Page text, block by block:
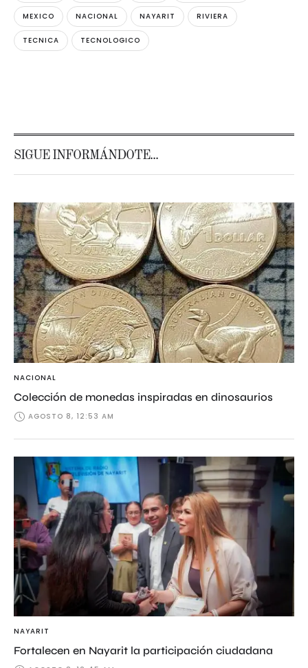
MEXICO NACIONAL NAYARIT RIVIERA
TECNICA TECNOLOGICO
SIGUE INFORMÁNDOTE...
NACIONAL
Colección de monedas inspiradas en dinosaurios
AGOSTO 8, 12:53 AM
NAYARIT
Fortalecen en Nayarit la participación ciudadana